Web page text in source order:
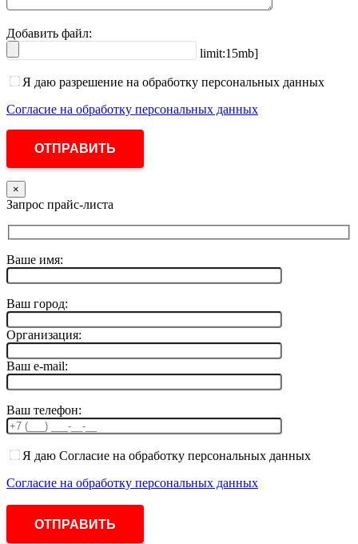
Добавить файл:
limit:15mb]
Я даю разрешение на обработку персональных данных
Согласие на обработку персональных данных
×
Запрос прайс-листа
Ваше имя:
Ваш город:
Организация:
Ваш e-mail:
Ваш телефон:
Я даю Согласие на обработку персональных данных
Согласие на обработку персональных данных